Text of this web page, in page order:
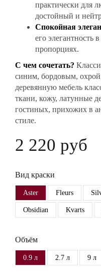
практически для
достойный и
Спокойная
его элегантность
пропорциях.
С чем сочетать?
синим, бордовым,
деревянную мебель
ткани, кожу, латунные
гостиных, прихожих в
стиле.
2 220 руб
Вид краски
Aster Fleurs
Obsidian Kvarts
Объём
0.9 л 2.7 л 9 л